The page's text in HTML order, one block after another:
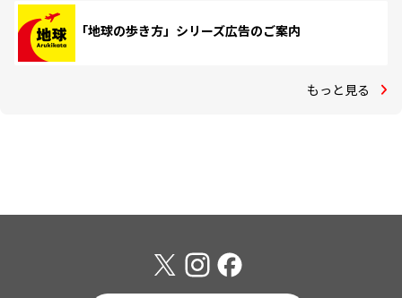
「地球の歩き方」シリーズ広告のご案内
もっと見る